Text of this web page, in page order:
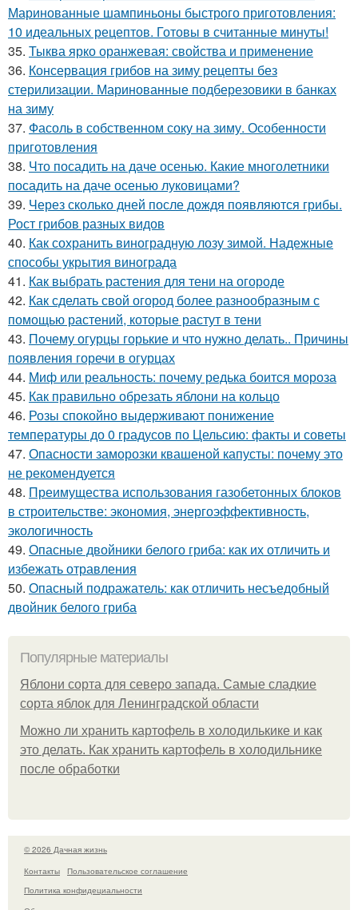
Маринованные шампиньоны быстрого приготовления:
10 идеальных рецептов. Готовы в считанные минуты!
35. Тыква ярко оранжевая: свойства и применение
36. Консервация грибов на зиму рецепты без
стерилизации. Маринованные подберезовики в банках
на зиму
37. Фасоль в собственном соку на зиму. Особенности
приготовления
38. Что посадить на даче осенью. Какие многолетники
посадить на даче осенью луковицами?
39. Через сколько дней после дождя появляются грибы.
Рост грибов разных видов
40. Как сохранить виноградную лозу зимой. Надежные
способы укрытия винограда
41. Как выбрать растения для тени на огороде
42. Как сделать свой огород более разнообразным с
помощью растений, которые растут в тени
43. Почему огурцы горькие и что нужно делать.. Причины
появления горечи в огурцах
44. Миф или реальность: почему редька боится мороза
45. Как правильно обрезать яблони на кольцо
46. Розы спокойно выдерживают понижение
температуры до 0 градусов по Цельсию: факты и советы
47. Опасности заморозки квашеной капусты: почему это
не рекомендуется
48. Преимущества использования газобетонных блоков
в строительстве: экономия, энергоэффективность,
экологичность
49. Опасные двойники белого гриба: как их отличить и
избежать отравления
50. Опасный подражатель: как отличить несъедобный
двойник белого гриба
Популярные материалы
Яблони сорта для северо запада. Самые сладкие
сорта яблок для Ленинградской области
Можно ли хранить картофель в холодилькике и как
это делать. Как хранить картофель в холодильнике
после обработки
© 2026 Дачная жизнь
Контакты
Пользовательское соглашение
Политика конфидециальности